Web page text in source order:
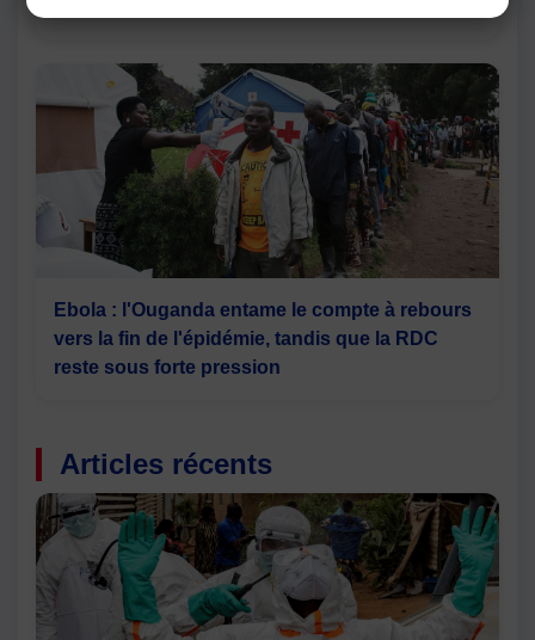
Ebola : l'Ouganda entame le compte à rebours
vers la fin de l'épidémie, tandis que la RDC
reste sous forte pression
Articles récents